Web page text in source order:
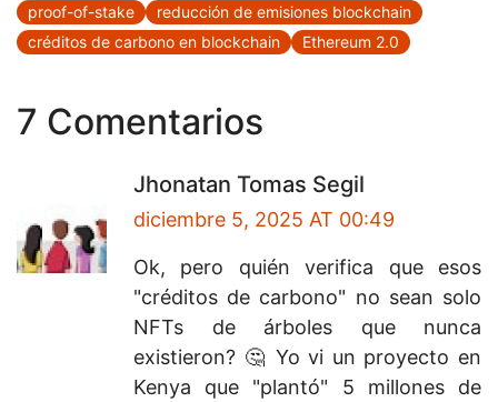
proof-of-stake
reducción de emisiones blockchain
créditos de carbono en blockchain
Ethereum 2.0
7 Comentarios
Jhonatan Tomas Segil
diciembre 5, 2025 AT 00:49
Ok, pero quién verifica que esos
"créditos de carbono" no sean solo
NFTs de árboles que nunca
existieron? 🤔 Yo vi un proyecto en
Kenya que "plantó" 5 millones de